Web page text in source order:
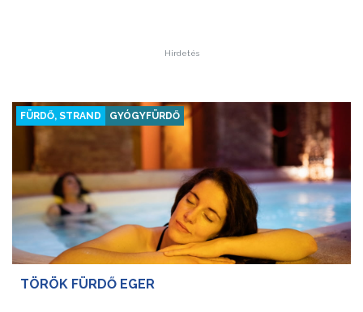
Hirdetés
FÜRDŐ, STRAND GYÓGYFÜRDŐ
TÖRÖK FÜRDŐ EGER